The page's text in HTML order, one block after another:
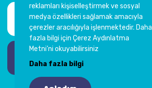
reklamları kişiselleştirmek ve sosyal
medya özellikleri sağlamak amacıyla
çerezler aracılığıyla işlenmektedir. Daha
fazla bilgi için Çerez Aydınlatma
Metni’ni okuyabilirsiniz
Daha fazla bilgi